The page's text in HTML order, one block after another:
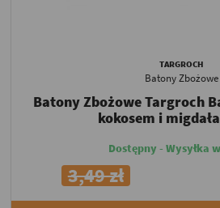
TARGROCH
Batony Zbożowe
Batony Zbożowe Targroch
kokosem i
Dostępny - Wysyłka
3,49 zł